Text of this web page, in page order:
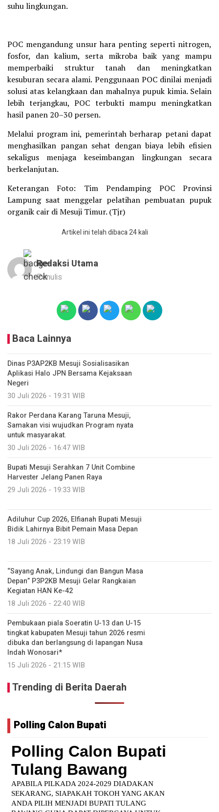
suhu lingkungan.
POC mengandung unsur hara penting seperti nitrogen,
fosfor, dan kalium, serta mikroba baik yang mampu
memperbaiki struktur tanah dan meningkatkan
kesuburan secara alami. Penggunaan POC dinilai menjadi
solusi atas kelangkaan dan mahalnya pupuk kimia. Selain
lebih terjangkau, POC terbukti mampu meningkatkan
hasil panen 20–30 persen.
Melalui program ini, pemerintah berharap petani dapat
menghasilkan pangan sehat dengan biaya lebih efisien
sekaligus menjaga keseimbangan lingkungan secara
berkelanjutan.
Keterangan Foto: Tim Pendamping POC Provinsi
Lampung saat menggelar pelatihan pembuatan pupuk
organik cair di Mesuji Timur. (Tjr)
Artikel ini telah dibaca 24 kali
Redaksi Utama
Penulis
Baca Lainnya
Dinas P3AP2KB Mesuji Sosialisasikan
Aplikasi Halo JPN Bersama Kejaksaan
Negeri
30 Juli 2026 - 19:31 WIB
Rakor Perdana Karang Taruna Mesuji,
Samakan visi wujudkan Program nyata
untuk masyarakat.
30 Juli 2026 - 16:47 WIB
Bupati Mesuji Serahkan 7 Unit Combine
Harvester Jelang Panen Raya
29 Juli 2026 - 19:33 WIB
Adiluhur Cup 2026, Elfianah Bupati Mesuji
Bidik Lahirnya Bibit Pemain Masa Depan
18 Juli 2026 - 23:19 WIB
“Sayang Anak, Lindungi dan Bangun Masa
Depan” P3P2KB Mesuji Gelar Rangkaian
Kegiatan HAN Ke-42
18 Juli 2026 - 22:40 WIB
Pembukaan piala Soeratin U-13 dan U-15
tingkat kabupaten Mesuji tahun 2026 resmi
dibuka dan berlangsung di lapangan Nusa
Indah Wonosari*
15 Juli 2026 - 21:15 WIB
Trending di Berita Daerah
Polling Calon Bupati